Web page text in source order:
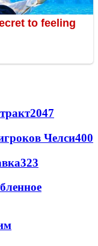
2047
Челси400
323